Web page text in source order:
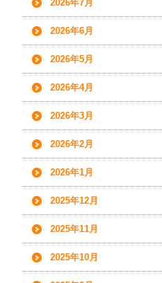
2026年7月
2026年6月
2026年5月
2026年4月
2026年3月
2026年2月
2026年1月
2025年12月
2025年11月
2025年10月